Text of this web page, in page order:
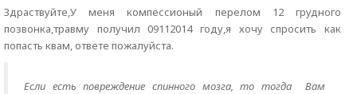
Здраствуйте,У меня компессионый перелом 12 грудного
позвонка,травму получил 09112014 году,я хочу спросить как
попасть квам, ответе пожалуйста.
Если есть повреждение спинного мозга, то тогдаВам